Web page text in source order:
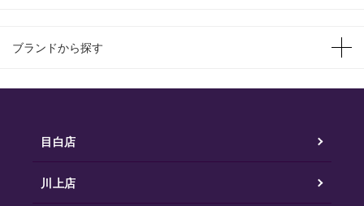
ブランドから探す
目白店
川上店